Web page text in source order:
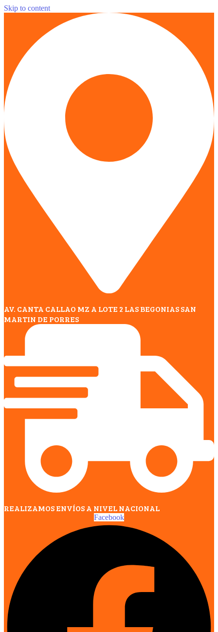
Skip to content
AV. CANTA CALLAO MZ A LOTE 2 LAS BEGONIAS SAN
MARTIN DE PORRES
REALIZAMOS ENVÍOS A NIVEL NACIONAL
Facebook